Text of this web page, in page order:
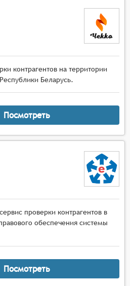
контрагентов на территории
Беларусь.
Посмотреть
проверки контрагентов в
обеспечения системы
Посмотреть